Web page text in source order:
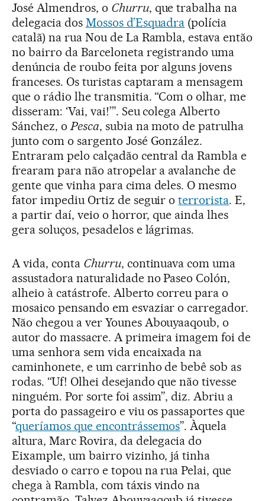
José Almendros, o Churru, que trabalha na
delegacia dos Mossos d’Esquadra (polícia
catalã) na rua Nou de La Rambla, estava então
no bairro da Barceloneta registrando uma
denúncia de roubo feita por alguns jovens
franceses. Os turistas captaram a mensagem
que o rádio lhe transmitia. “Com o olhar, me
disseram: ‘Vai, vai!’”. Seu colega Alberto
Sánchez, oPesca, subia na moto de patrulha
junto com o sargento José González.
Entraram pelo calçadão central da Rambla e
frearam para não atropelar a avalanche de
gente que vinha para cima deles. O mesmo
fator impediu Ortiz de seguir oterrorista. E,
a partir daí, veio o horror, que ainda lhes
gera soluços, pesadelos e lágrimas.
A vida, conta Churru, continuava com uma
assustadora naturalidade no Paseo Colón,
alheio à catástrofe. Alberto correu para o
mosaico pensando em esvaziar o carregador.
Não chegou a ver Younes Abouyaaqoub, o
autor do massacre. A primeira imagem foi de
uma senhora sem vida encaixada na
caminhonete, e um carrinho de bebê sob as
rodas. “Uf! Olhei desejando que não tivesse
ninguém. Por sorte foi assim”, diz. Abriu a
porta do passageiro e viu os passaportes que
“queríamos que encontrássemos”. Àquela
altura, Marc Rovira, da delegacia do
Eixample, um bairro vizinho, já tinha
desviado o carro e topou na rua Pelai, que
chega à Rambla, com táxis vindo na